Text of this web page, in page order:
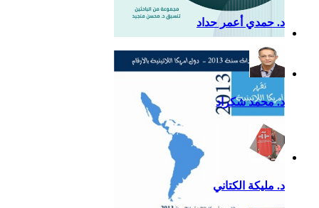
التقرير السياسي لأمريكا
اللاتينية للعام 2020
د. حمدي أعمر حداد
د. محمد شكراد
د. مليكة الكتاني